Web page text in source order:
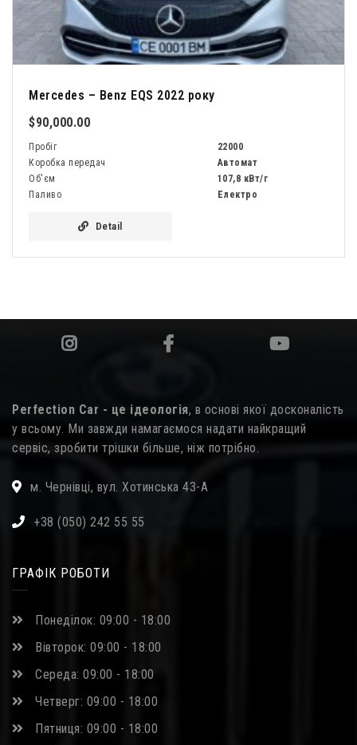
Mercedes – Benz EQS 2022 року
$90,000.00
Пробіг
22000
Коробка передач
Автомат
Об'єм
107,8 кВт/г
Паливо
Електро
Detail
Perfection Car - це ідеологія, в основі якої досконалість
у всьому. Ми завжди намагаємося надати найкращий
сервіс, зробити трішки більше, ніж потрібно.
м. Чернівці, вул. Хотинська 43-А
+38 (050) 242 55 55
ГРАФІК РОБОТИ
Понеділок: 09:00 - 18:00
Вівторок: 09:00 - 18:00
Середа: 09:00 - 18:00
Четверг: 09:00 - 18:00
Пятниця: 09:00 - 18:00